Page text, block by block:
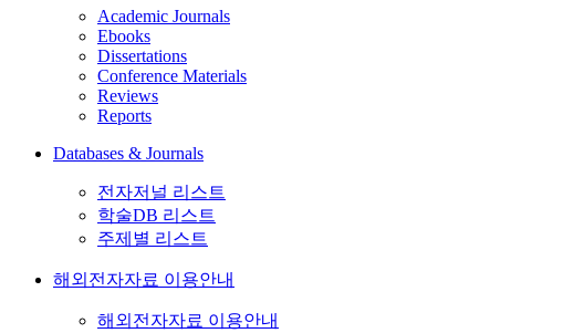
Academic Journals
Ebooks
Dissertations
Conference Materials
Reviews
Reports
Databases & Journals
전자저널 리스트
학술DB 리스트
주제별 리스트
해외전자자료 이용안내
해외전자자료 이용안내